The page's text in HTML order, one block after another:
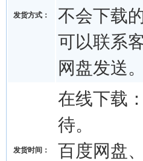
发货方式：
不会下载
可以联系
网盘发送。
发货时间：
在线下载
待。
百度网盘